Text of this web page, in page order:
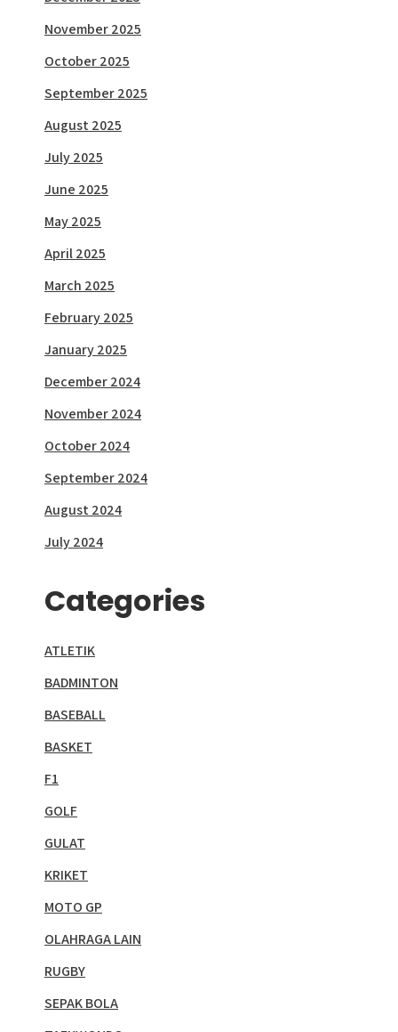
November 2025
October 2025
September 2025
August 2025
July 2025
June 2025
May 2025
April 2025
March 2025
February 2025
January 2025
December 2024
November 2024
October 2024
September 2024
August 2024
July 2024
Categories
ATLETIK
BADMINTON
BASEBALL
BASKET
F1
GOLF
GULAT
KRIKET
MOTO GP
OLAHRAGA LAIN
RUGBY
SEPAK BOLA